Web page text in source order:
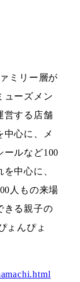
ミリー層が
ューズメン
営する店舗
中心に、メ
ールなど100
中心に、
人もの来場
きる親子の
ょんぴょ